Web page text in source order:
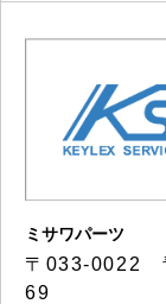
ミサワパーツ
〒033-0022
69